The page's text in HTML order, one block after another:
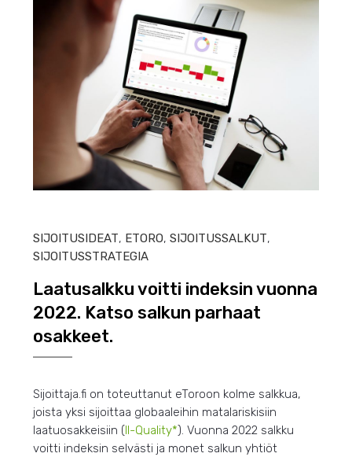
SIJOITUSIDEAT, ETORO,SIJOITUSSALKUT,
SIJOITUSSTRATEGIA
Laatusalkku voitti indeksin vuonna
2022. Katso salkun parhaat
osakkeet.
Sijoittaja.fi on toteuttanut eToroon kolme salkkua,
joista yksi sijoittaa globaaleihin matalariskisiin
laatuosakkeisiin (II-Quality*). Vuonna 2022 salkku
voitti indeksin selvästi ja monet salkun yhtiöt